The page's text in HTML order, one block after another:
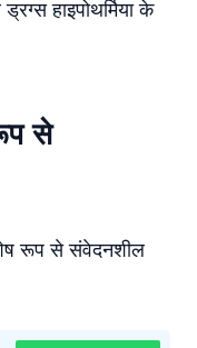
हाइपोथर्मिया के
से
रूप से संवेदनशील